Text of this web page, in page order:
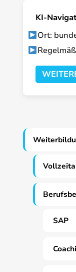
KI-
Ort:
SAP